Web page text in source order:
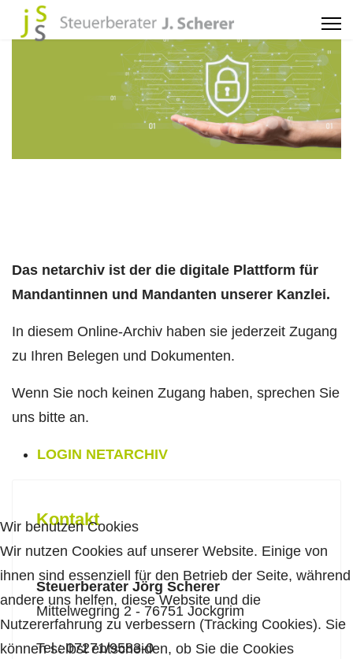
Das netarchiv ist der die digitale Plattform für
Mandantinnen und Mandanten unserer Kanzlei.
In diesem Online-Archiv haben sie jederzeit Zugang
zu Ihren Belegen und Dokumenten.
Wenn Sie noch keinen Zugang haben, sprechen Sie
uns bitte an.
LOGIN NETARCHIV
Kontakt
Steuerberater Jörg Scherer
Mittelwegring 2 - 76751 Jockgrim
Tel.: 07271/9583-0
Wir benutzen Cookies
Wir nutzen Cookies auf unserer Website. Einige von
ihnen sind essenziell für den Betrieb der Seite, während
andere uns helfen, diese Website und die
Nutzererfahrung zu verbessern (Tracking Cookies). Sie
können selbst entscheiden, ob Sie die Cookies